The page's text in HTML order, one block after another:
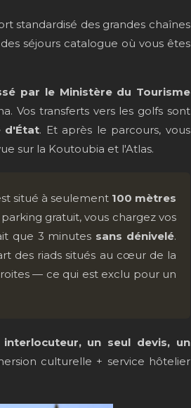
standardisé des grandes chaînes
séjours catalogue où vous êtes
par le Ministère du Tourisme
Vos transferts vers les golfs sont
d'État. Et après le parcours, vous
sur la Koutoubia et l'Atlas.
situé à seulement 100 mètres
gratuit, vous chargez vos
que 3 minutes sans dénivelé.
des riads situés au cœur de la
— ce qui est exclu pour un
interlocuteur, un seul devis, un
culturelle + service hôtelier